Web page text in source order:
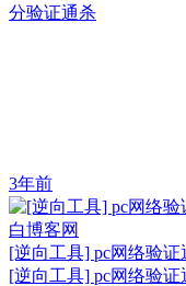
分验证通杀
3年前
[逆向工具] pc网络验
[逆向工具] pc网络验